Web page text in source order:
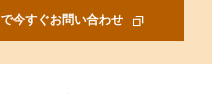
今すぐお問い合わせ